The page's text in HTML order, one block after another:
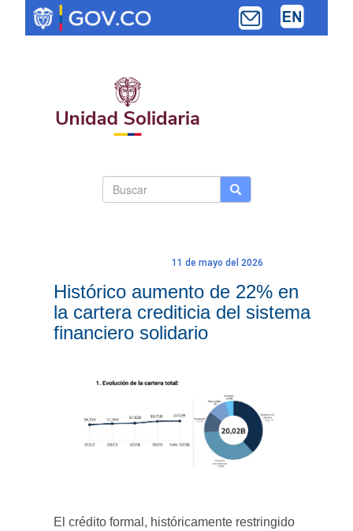
contenido
Buscar Buscar
11 de mayo del 2026
Histórico aumento de 22% en
la cartera crediticia del sistema
financiero solidario
El crédito formal, históricamente restringido